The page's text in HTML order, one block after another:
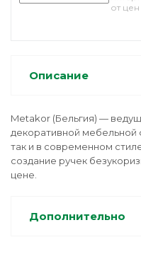
от
Описание
Metakor (Бельгия) —
декоративной мебельной
так и в современном
создание ручек
цене.
Дополнительно